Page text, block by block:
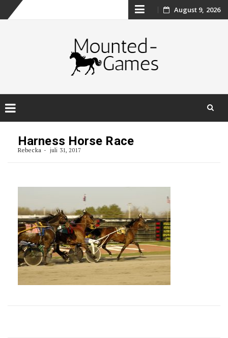
Skip
content
August 9, 2026
content
Harness Horse Race
Rebecka juli 31, 2017